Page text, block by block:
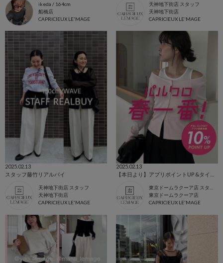
ikeda / 164cm
船橋店
CAPRICIEUX LE'MAGE
天神地下街店 スタッフ
天神地下街店
CAPRICIEUX LE'MAGE
2025.02.13
スタッフ藤竹リアルバイ
天神地下街店 スタッフ
天神地下街店
CAPRICIEUX LE'MAGE
2025.02.13
東京ドームラクーア店
CAPRICIEUX LE'MAGE